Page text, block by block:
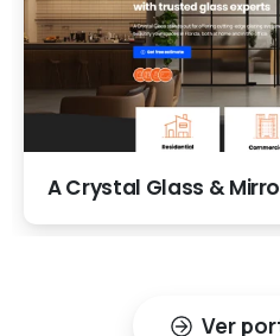
A Crystal Glass & Mirror